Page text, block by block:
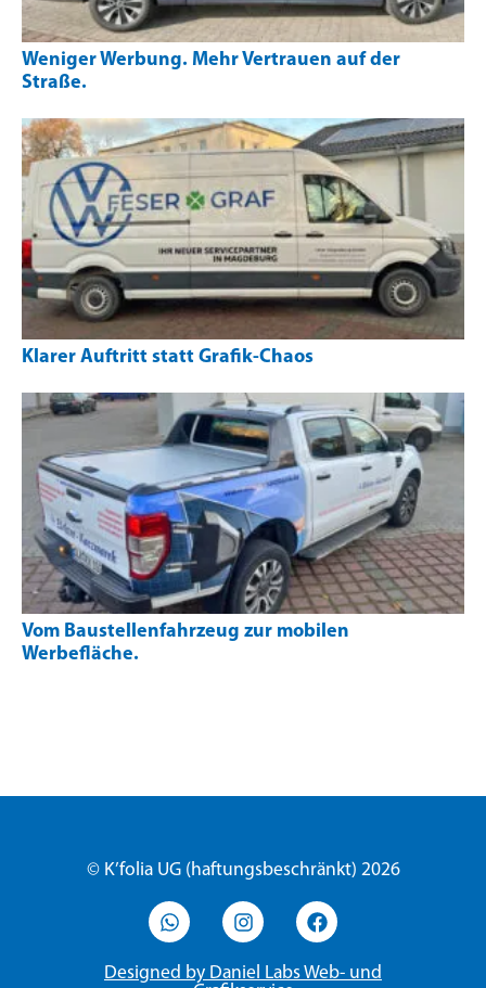
Weniger Werbung. Mehr Vertrauen auf der
Straße.
Klarer Auftritt statt Grafik-Chaos
Vom Baustellenfahrzeug zur mobilen
Werbefläche.
© K’folia UG (haftungsbeschränkt) 2026
Designed by Daniel Labs Web- und